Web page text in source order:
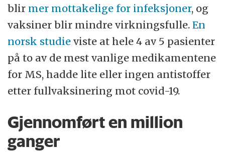
blir mer mottakelige for infeksjoner, og
vaksiner blir mindre virkningsfulle.En
norsk studie viste at hele 4 av 5 pasienter
på to av de mest vanlige medikamentene
for MS, hadde lite eller ingen antistoffer
etter fullvaksinering mot covid-19.
Gjennomført en million
ganger